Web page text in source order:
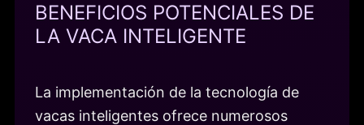
BENEFICIOS POTENCIALES DE
LA VACA INTELIGENTE
La implementación de la tecnología de
vacas inteligentes ofrece numerosos